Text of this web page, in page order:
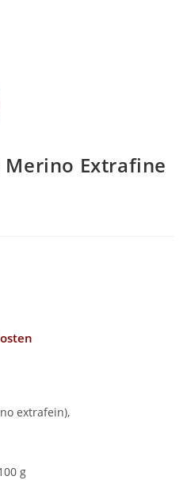
Extrafine
extrafein),
g